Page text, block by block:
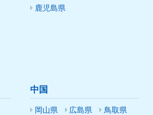
鹿児島県
中国
岡山県 広島県
鳥取県